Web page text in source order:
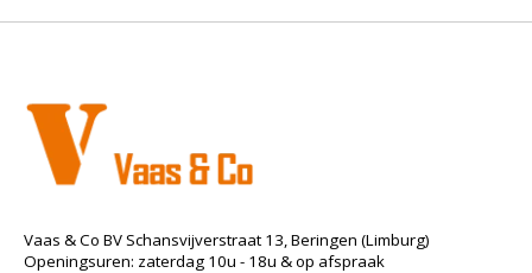
Vaas & Co BV Schansvijverstraat 13, Beringen (Limburg)
Openingsuren: zaterdag 10u - 18u & op afspraak